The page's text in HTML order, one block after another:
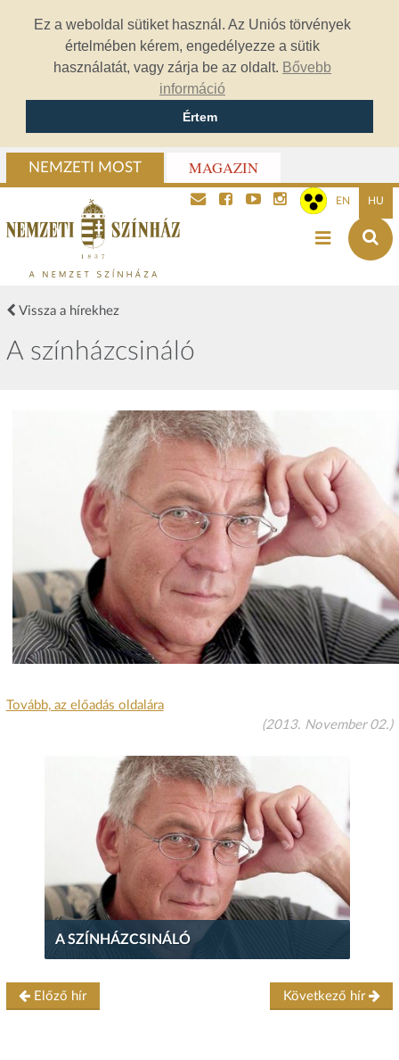
Ez a weboldal sütiket használ. Az Uniós törvények
értelmében kérem, engedélyezze a sütik
használatát, vagy zárja be az oldalt. Bővebb
információ
Értem
NEMZETI MOST MAGAZIN
EN HU
Vissza a hírekhez
A színházcsináló
Tovább, az előadás oldalára
(2013. November 02.)
A SZÍNHÁZCSINÁLÓ
Előző hír Következő hír